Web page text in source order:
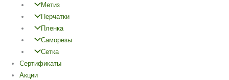
Метиз
Перчатки
Пленка
Саморезы
Сетка
Cертификаты
Акции